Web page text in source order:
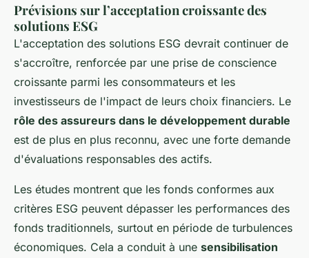
Prévisions sur l’acceptation croissante des
solutions ESG
L'acceptation des solutions ESG devrait continuer de
s'accroître, renforcée par une prise de conscience
croissante parmi les consommateurs et les
investisseurs de l'impact de leurs choix financiers. Le
rôle des assureurs dans le développement durable
est de plus en plus reconnu, avec une forte demande
d'évaluations responsables des actifs.
Les études montrent que les fonds conformes aux
critères ESG peuvent dépasser les performances des
fonds traditionnels, surtout en période de turbulences
économiques. Cela a conduit à une sensibilisation